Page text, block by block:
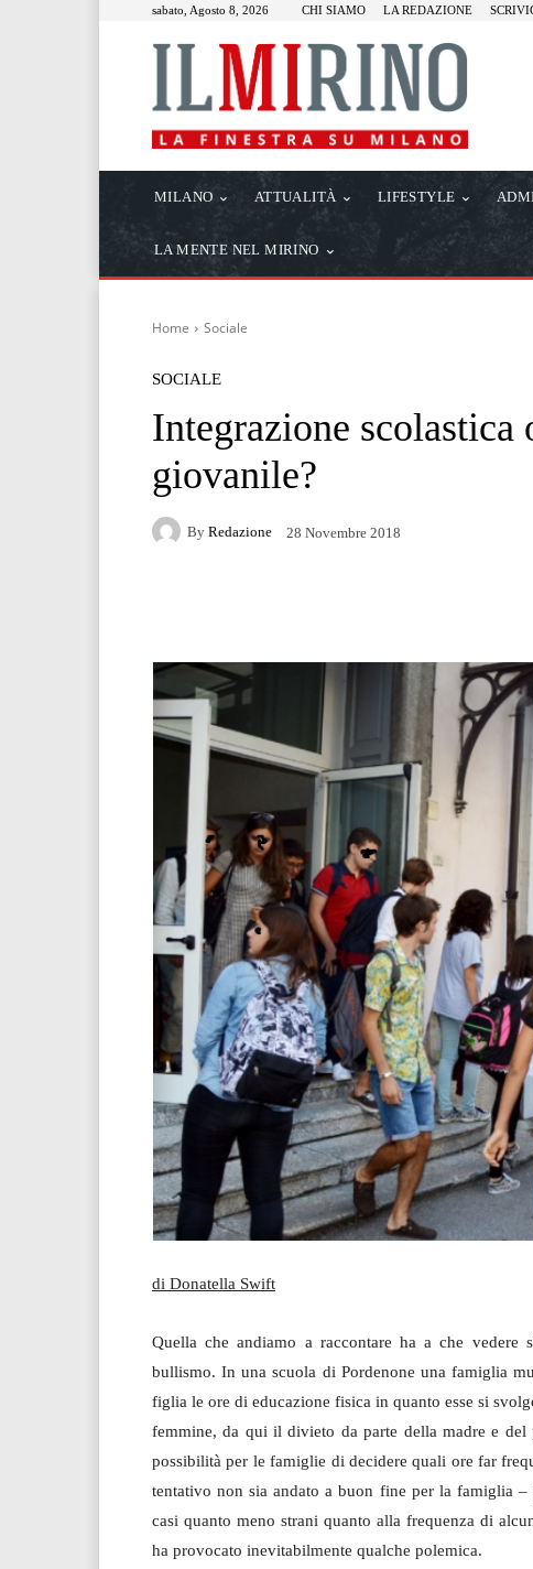
sabato, Agosto 8, 2026 CHI SIAMO LA REDAZIONE
MILANO ATTUALITÀ LIFESTYLE
LA MENTE NEL MIRINO
Home Sociale
SOCIALE
Integrazione scolastica
giovanile?
By Redazione 28 Novembre 2018
di Donatella Swift
Quella che andiamo a raccontare ha a che
bullismo. In una scuola di Pordenone una famiglia
figlia le ore di educazione fisica in quanto esse si
femmine, da qui il divieto da parte della madre e
possibilità per le famiglie di decidere quali ore far
tentativo non sia andato a buon fine per la famiglia
casi quanto meno strani quanto alla frequenza di
ha provocato inevitabilmente qualche polemica.